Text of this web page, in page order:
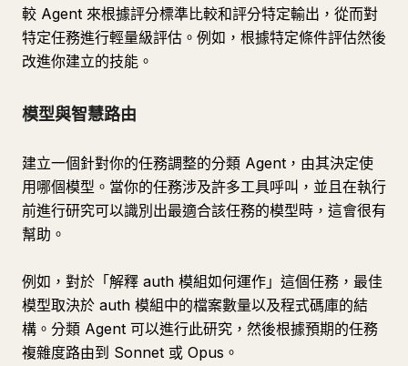
較 Agent 來根據評分標準比較和評分特定輸出，從而對
特定任務進行輕量級評估。例如，根據特定條件評估然後
改進你建立的技能。
模型與智慧路由
建立一個針對你的任務調整的分類 Agent，由其決定使
用哪個模型。當你的任務涉及許多工具呼叫，並且在執行
前進行研究可以識別出最適合該任務的模型時，這會很有
幫助。
例如，對於「解釋 auth 模組如何運作」這個任務，最佳
模型取決於 auth 模組中的檔案數量以及程式碼庫的結
構。分類 Agent 可以進行此研究，然後根據預期的任務
複雜度路由到 Sonnet 或 Opus。